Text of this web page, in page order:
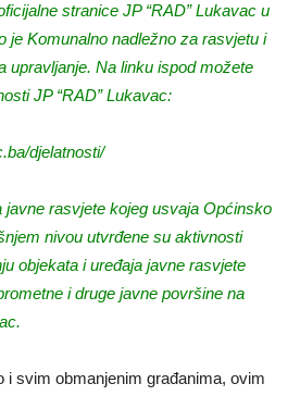
stranice JP “RAD” Lukavac u
je Komunalno nadležno za rasvjetu i
upravljanje. Na linku ispod možete
JP “RAD” Lukavac:
djelatnosti/
rasvjete kojeg usvaja Općinsko
nivou utvrđene su aktivnosti
objekata i uređaja javne rasvjete
i druge javne površine na
i svim obmanjenim građanima, ovim